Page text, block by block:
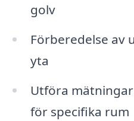
golv
Förberedelse av
yta
Utföra
för specifika rum